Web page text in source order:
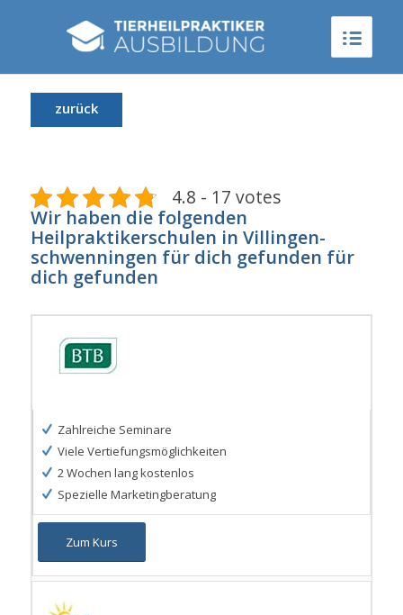
zurück
4.8 - 17 votes
Wir haben die folgenden
Heilpraktikerschulen in Villingen-
schwenningen für dich gefunden für
dich gefunden
Zahlreiche Seminare
Viele Vertiefungsmöglichkeiten
2 Wochen lang kostenlos
Spezielle Marketingberatung
Zum Kurs